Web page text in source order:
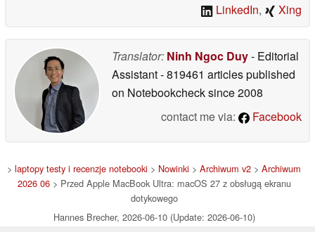
LinkedIn, Xing
Translator: Ninh Ngoc Duy- Editorial
Assistant- 819461 articles published
on Notebookchecksince 2008
contact me via:
Facebook
> laptopy testy i recenzje notebooki > Nowinki > Archiwum v2 > Archiwum
2026 06> Przed Apple MacBook Ultra: macOS 27 z obsługą ekranu
dotykowego
Hannes Brecher, 2026-06-10 (Update: 2026-06-10)